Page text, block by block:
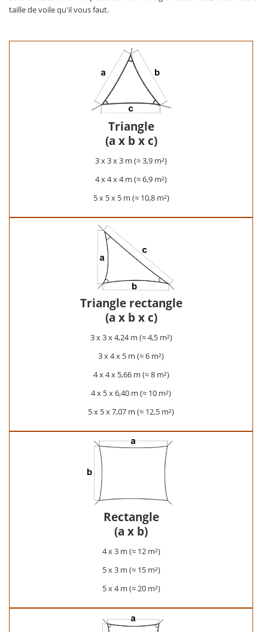
taille de voile qu'il vous faut.
Triangle
(a x b x c)
3 x 3 x 3 m (≈ 3,9 m²)
4 x 4 x 4 m (≈ 6,9 m²)
5 x 5 x 5 m (≈ 10,8 m²)
Triangle rectangle
(a x b x c)
3 x 3 x 4,24 m (≈ 4,5 m²)
3 x 4 x 5 m (≈ 6 m²)
4 x 4 x 5,66 m (≈ 8 m²)
4 x 5 x 6,40 m (≈ 10 m²)
5 x 5 x 7,07 m (≈ 12,5 m²)
Rectangle
(a x b)
4 x 3 m (≈ 12 m²)
5 x 3 m (≈ 15 m²)
5 x 4 m (≈ 20 m²)